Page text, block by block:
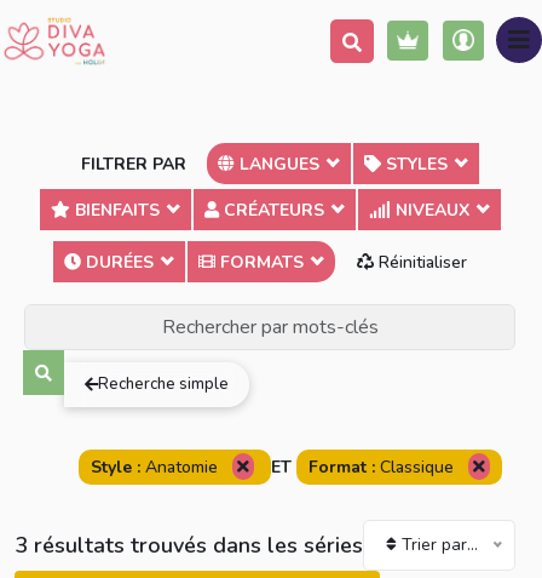
FILTRER PAR LANGUES
STYLES
BIENFAITS
CRÉATEURS NIVEAUX
DURÉES FORMATS Réinitialiser
Terme exact Au moins un des mots
Recherche simple
Style : Anatomie ET Format : Classique
3 résultats trouvés dans les séries Trier par...